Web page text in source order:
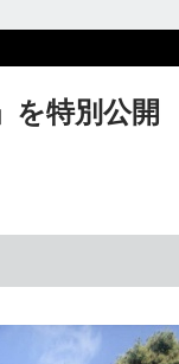
を特別公